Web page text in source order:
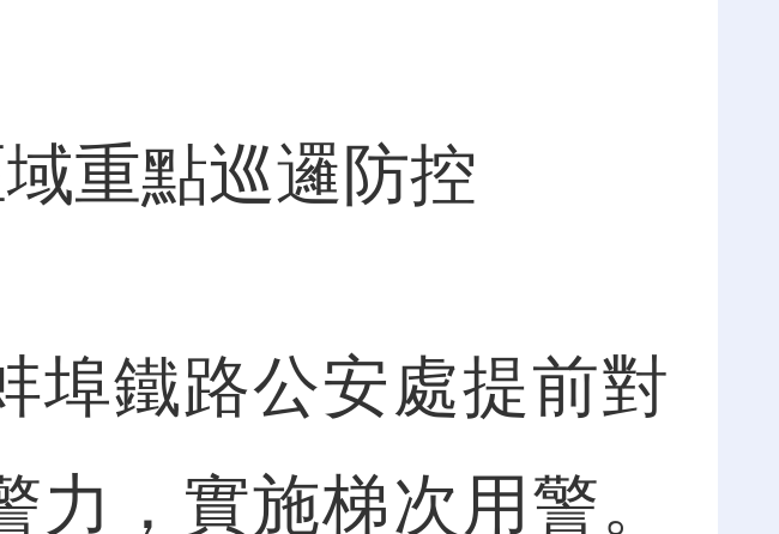
重點巡邏防控
鐵路公安處提前對
，實施梯次用警。